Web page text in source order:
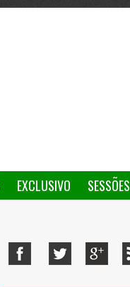
EXCLUSIVO
SESSÕES